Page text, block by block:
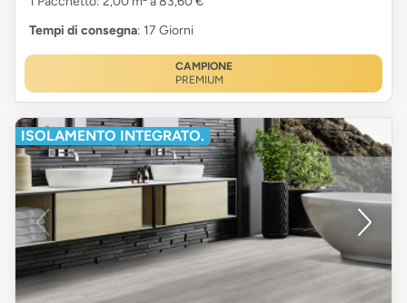
Tempi di consegna: 17 Giorni
CAMPIONE
PREMIUM
ISOLAMENTO INTEGRATO.